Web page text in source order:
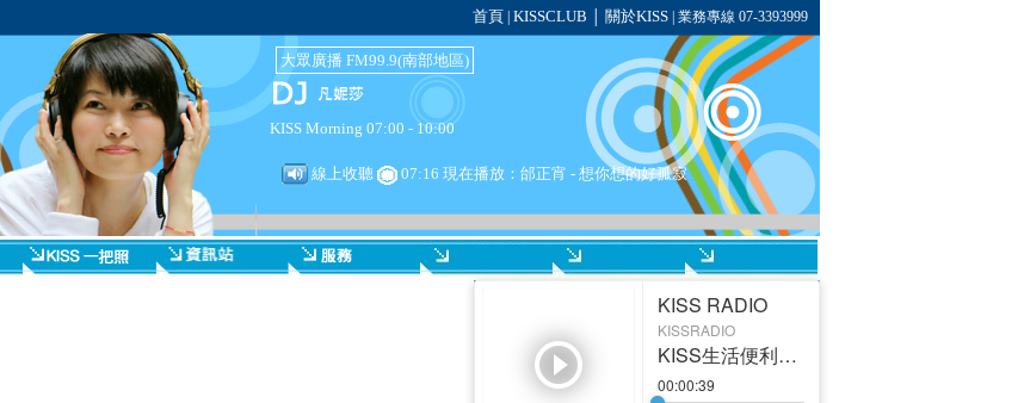
首頁 KISSCLUB 關於KISS| 業務專線 07-3393999
大眾廣播 FM99.9(南部地區)
KISS Morning 07:00 - 10:00
線上收聽 07:16 現在播放： 邰正宵 - 想你想的好孤寂